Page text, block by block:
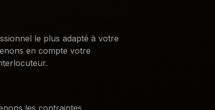
le plus adapté à votre
en compte votre
les contraintes